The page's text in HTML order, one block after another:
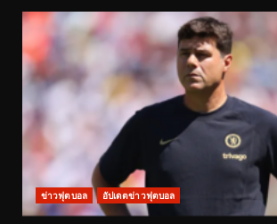
ข่าวฟุตบอล อัปเดตข่าวฟุตบอล